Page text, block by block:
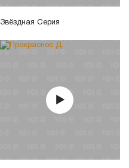
Звёздная Серия